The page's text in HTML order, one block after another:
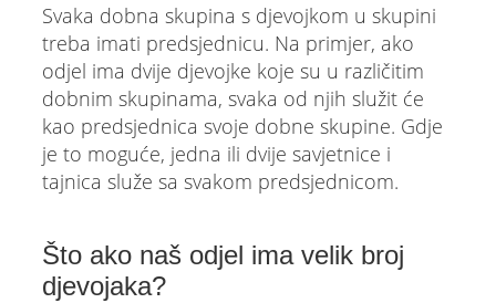
Svaka dobna skupina s djevojkom u skupini
treba imati predsjednicu. Na primjer, ako
odjel ima dvije djevojke koje su u različitim
dobnim skupinama, svaka od njih služit će
kao predsjednica svoje dobne skupine. Gdje
je to moguće, jedna ili dvije savjetnice i
tajnica služe sa svakom predsjednicom.
Što ako naš odjel ima velik broj
djevojaka?